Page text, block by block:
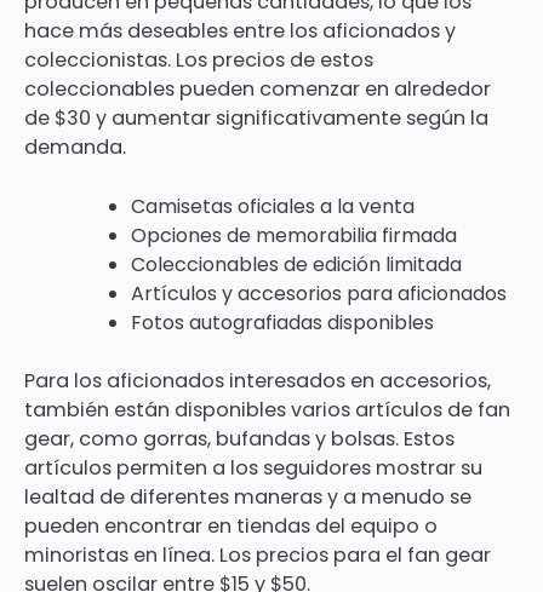
hace más deseables entre los aficionados y
coleccionistas. Los precios de estos
coleccionables pueden comenzar en alrededor
de $30 y aumentar significativamente según la
demanda.
Camisetas oficiales a la venta
Opciones de memorabilia firmada
Coleccionables de edición limitada
Artículos y accesorios para aficionados
Fotos autografiadas disponibles
Para los aficionados interesados en accesorios,
también están disponibles varios artículos de fan
gear, como gorras, bufandas y bolsas. Estos
artículos permiten a los seguidores mostrar su
lealtad de diferentes maneras y a menudo se
pueden encontrar en tiendas del equipo o
minoristas en línea. Los precios para el fan gear
suelen oscilar entre $15 y $50.